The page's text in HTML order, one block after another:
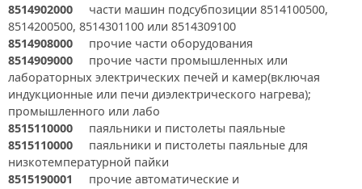
8514902000 части машин подсубпозиции 8514100500,
8514200500, 8514301100 или 8514309100
8514908000 прочие части оборудования
8514909000 прочие части промышленных или
лабораторных электрических печей и камер(включая
индукционные или печи диэлектрического нагрева);
промышленного или лабо
8515110000 паяльники и пистолеты паяльные
8515110000 паяльники и пистолеты паяльные для
низкотемпературной пайки
8515190001
прочие автоматические и